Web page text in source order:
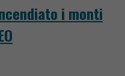
i monti